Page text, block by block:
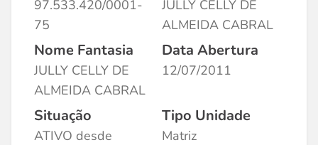
97.533.420/0001-
75
JULLY CELLY DE
ALMEIDA CABRAL
Nome Fantasia
JULLY CELLY DE
ALMEIDA CABRAL
Data Abertura
12/07/2011
Situação
ATIVO desde
Tipo Unidade
Matriz